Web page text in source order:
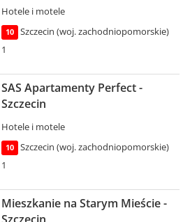
Hotele i motele
10
Szczecin (woj. zachodniopomorskie)
1
SAS Apartamenty Perfect -
Szczecin
Hotele i motele
10
Szczecin (woj. zachodniopomorskie)
1
Mieszkanie na Starym Mieście -